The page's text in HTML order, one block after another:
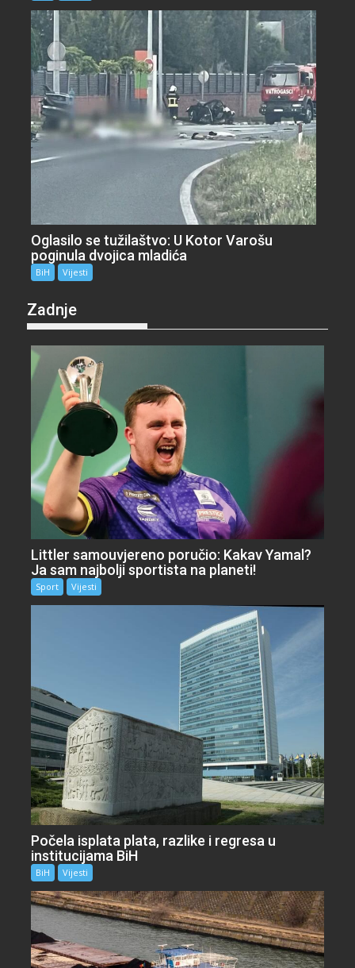
Oglasilo se tužilaštvo: U Kotor Varošu
poginula dvojica mladića
BiH Vijesti
Zadnje
Littler samouvjereno poručio: Kakav Yamal?
Ja sam najbolji sportista na planeti!
Sport Vijesti
Počela isplata plata, razlike i regresa u
institucijama BiH
BiH Vijesti